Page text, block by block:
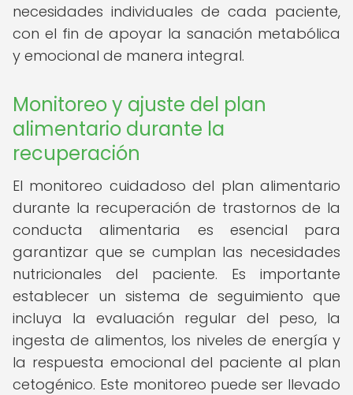
necesidades individuales de cada paciente,
con el fin de apoyar la sanación metabólica
y emocional de manera integral.
Monitoreo y ajuste del plan
alimentario durante la
recuperación
El monitoreo cuidadoso del plan alimentario
durante la recuperación de trastornos de la
conducta alimentaria es esencial para
garantizar que se cumplan las necesidades
nutricionales del paciente. Es importante
establecer un sistema de seguimiento que
incluya la evaluación regular del peso, la
ingesta de alimentos, los niveles de energía y
la respuesta emocional del paciente al plan
cetogénico. Este monitoreo puede ser llevado